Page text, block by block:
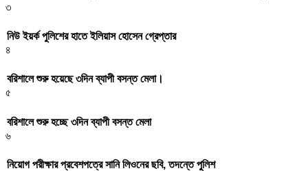
৩
নিউ ইয়র্ক পুলিশের হাতে ইলিয়াস হোসেন গ্রেপ্তার
৪
বরিশালে শুরু হয়েছে ৩দিন ব্যাপী বসন্ত মেলা।
৫
বরিশালে শুরু হচ্ছে ৩দিন ব্যাপী বসন্ত মেলা
৬
নিয়োগ পরীক্ষার প্রবেশপত্রে সানি লিওনের ছবি, তদন্তে পুলিশ